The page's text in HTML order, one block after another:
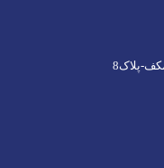
پلاک8